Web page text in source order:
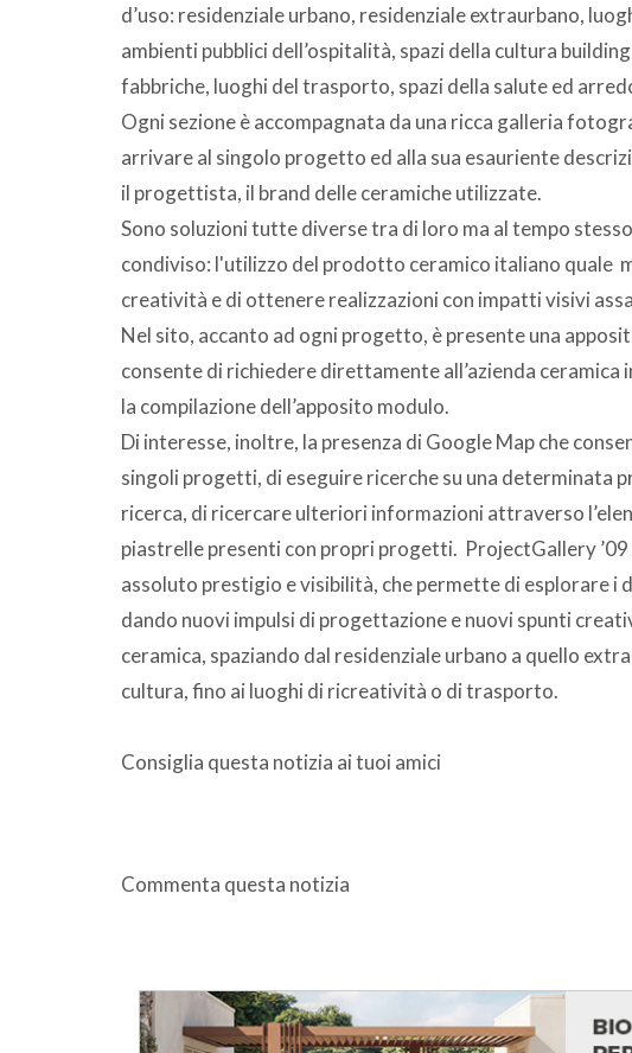
d’uso: residenziale urbano, residenziale extraurbano,
ambienti pubblici dell’ospitalità, spazi della cultura
fabbriche, luoghi del trasporto, spazi della salute ed
Ogni sezione è accompagnata da una ricca galleria
arrivare al singolo progetto ed alla sua esauriente
il progettista, il brand delle ceramiche utilizzate.
Sono soluzioni tutte diverse tra di loro ma al tempo
condiviso: l'utilizzo del prodotto ceramico italiano quale
creatività e di ottenere realizzazioni con impatti visivi
Nel sito, accanto ad ogni progetto, è presente una
consente di richiedere direttamente all’azienda
la compilazione dell’apposito modulo.
Di interesse, inoltre, la presenza di Google Map che
singoli progetti, di eseguire ricerche su una determinata
ricerca, di ricercare ulteriori informazioni attraverso
piastrelle presenti con propri progetti. ProjectGallery ’09
assoluto prestigio e visibilità, che permette di esplorare i
dando nuovi impulsi di progettazione e nuovi spunti
ceramica, spaziando dal residenziale urbano a quello
cultura, fino ai luoghi di ricreatività o di trasporto.
Consiglia questa notizia ai tuoi amici
Commenta questa notizia